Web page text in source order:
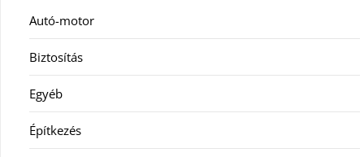
Autó-motor
Biztosítás
Egyéb
Építkezés